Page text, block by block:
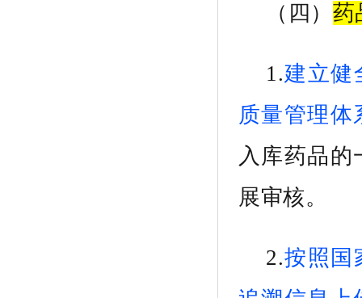
（ 四 ） 药
1.建立健
质量管理体
入库药品的
展审核。
2.按照国